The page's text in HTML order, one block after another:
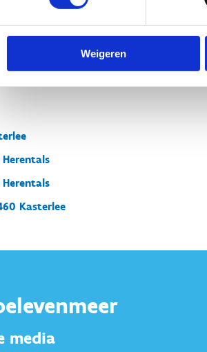
Weigeren
route is er de
een mix van verharde en onverharde
aan te trekken en de natuur in te
Herentals
Herentals
Kasterlee
media